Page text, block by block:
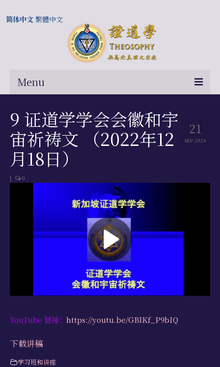
Menu
关于我们
常问问题
总部及历届会长
伍廷芳与证道学在中国的历史
学习资源
联系我们
21
SEP 2024
9 证道学学会会徽和宇
宙祈祷文 （2022年12
月18日）
| 0
YouTube 链接： https://youtu.be/GBlKf_P9bIQ
下载讲稿
学习班和讲座
简体中文 繁體中文